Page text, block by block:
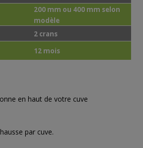
200 mm ou 400 mm selon
modèle
2 crans
12 mois
en haut de votre cuve
par cuve.